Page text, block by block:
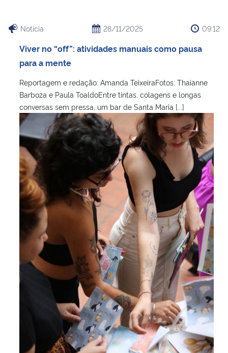
Notícia 28/11/2025 09:12
Viver no “off”: atividades manuais como pausa
para a mente
Reportagem e redação: Amanda TeixeiraFotos: Thaianne
Barboza e Paula ToaldoEntre tintas, colagens e longas
conversas sem pressa, um bar de Santa Maria [...]